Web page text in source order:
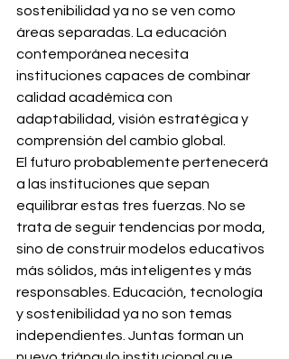
sostenibilidad ya no se ven como
áreas separadas. La educación
contemporánea necesita
instituciones capaces de combinar
calidad académica con
adaptabilidad, visión estratégica y
comprensión del cambio global.
El futuro probablemente pertenecerá
a las instituciones que sepan
equilibrar estas tres fuerzas. No se
trata de seguir tendencias por moda,
sino de construir modelos educativos
más sólidos, más inteligentes y más
responsables. Educación, tecnología
y sostenibilidad ya no son temas
independientes. Juntas forman un